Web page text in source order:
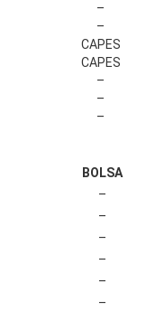
–
–
CAPES
CAPES
–
–
–
BOLSA
–
–
–
–
–
–